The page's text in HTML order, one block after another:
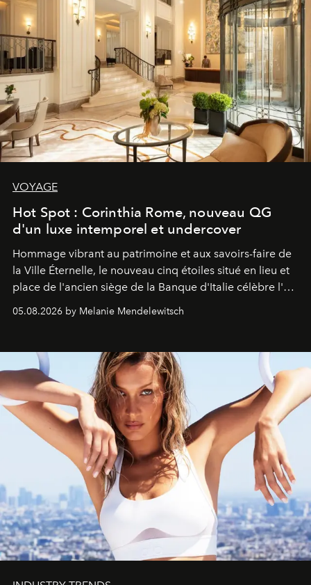
VOYAGE
Hot Spot : Corinthia Rome, nouveau QG
d'un luxe intemporel et undercover
Hommage vibrant au patrimoine et aux savoirs-faire de
la Ville Éternelle, le nouveau cinq étoiles situé en lieu et
place de l'ancien siège de la Banque d'Italie célèbre l'art
de vivre Romain dans toute son élégance intemporelle.
05.08.2026 by Melanie Mendelewitsch